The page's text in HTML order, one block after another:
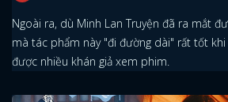
Ngoài ra, dù Minh Lan Truyện đã ra mắt
mà tác phẩm này "đi đường dài" rất tốt
được nhiều khán giả xem phim.